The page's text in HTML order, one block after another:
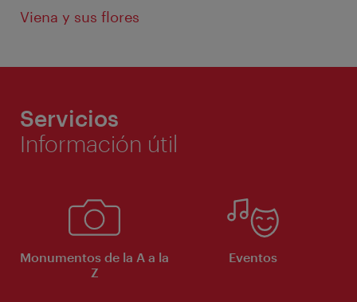
Viena y sus flores
Servicios
Información útil
Monumentos de la A a la
Z
Eventos